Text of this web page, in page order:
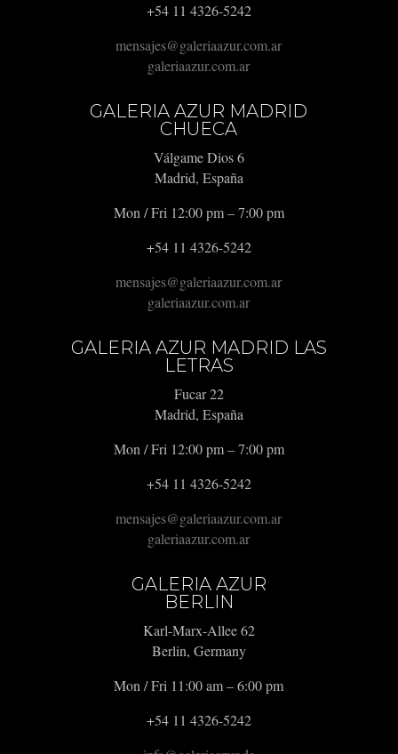
+54 11 4326-5242
mensajes@galeriaazur.com.ar
galeriaazur.com.ar
GALERIA AZUR MADRID
CHUECA
Válgame Dios 6
Madrid, España
Mon / Fri 12:00 pm – 7:00 pm
+54 11 4326-5242
mensajes@galeriaazur.com.ar
galeriaazur.com.ar
GALERIA AZUR MADRID LAS
LETRAS
Fucar 22
Madrid, España
Mon / Fri 12:00 pm – 7:00 pm
+54 11 4326-5242
mensajes@galeriaazur.com.ar
galeriaazur.com.ar
GALERIA AZUR
BERLIN
Karl-Marx-Allee 62
Berlin, Germany
Mon / Fri 11:00 am – 6:00 pm
+54 11 4326-5242